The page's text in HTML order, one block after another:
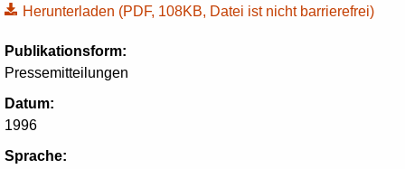
Herunterladen (PDF, 108KB, Datei ist nicht barrierefrei)
Publikationsform:
Pressemitteilungen
Datum:
1996
Sprache: